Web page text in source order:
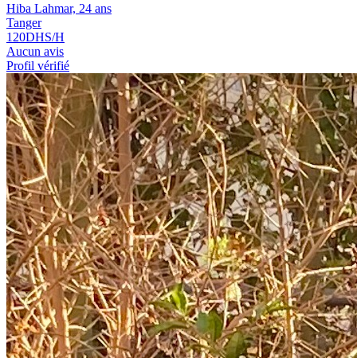
Hiba Lahmar, 24 ans
Tanger
120DHS/H
Aucun avis
Profil vérifié